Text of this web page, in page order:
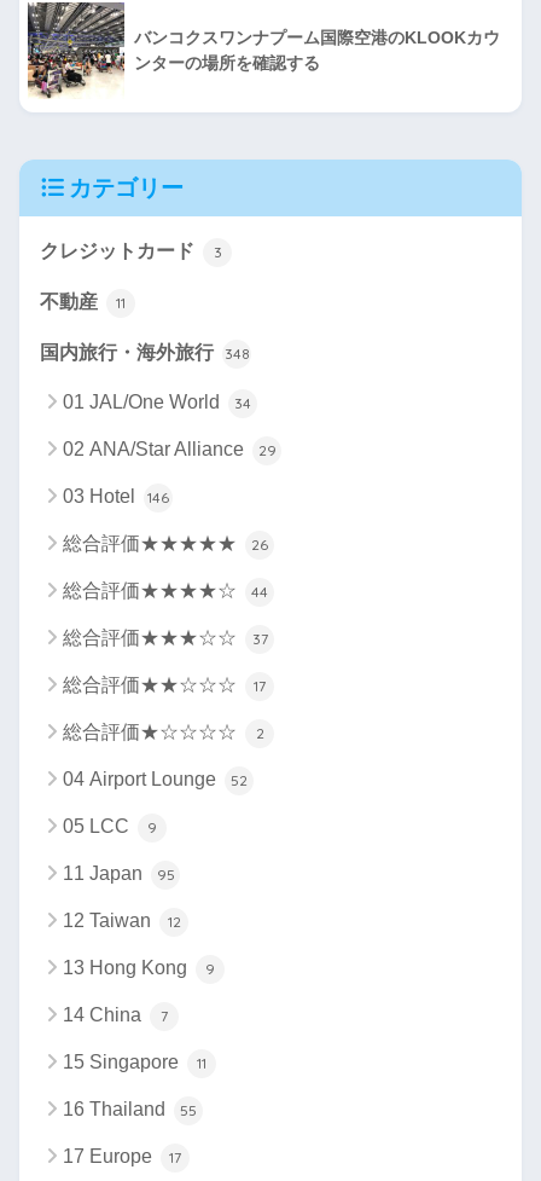
バンコクスワンナプーム国際空港のKLOOKカウ
ンターの場所を確認する
カテゴリー
クレジットカード 3
不動産 11
国内旅行・海外旅行 348
01 JAL/One World 34
02 ANA/Star Alliance 29
03 Hotel 146
総合評価★★★★★ 26
総合評価★★★★☆ 44
総合評価★★★☆☆ 37
総合評価★★☆☆☆ 17
総合評価★☆☆☆☆ 2
04 Airport Lounge 52
05 LCC 9
11 Japan 95
12 Taiwan 12
13 Hong Kong 9
14 China 7
15 Singapore 11
16 Thailand 55
17 Europe 17